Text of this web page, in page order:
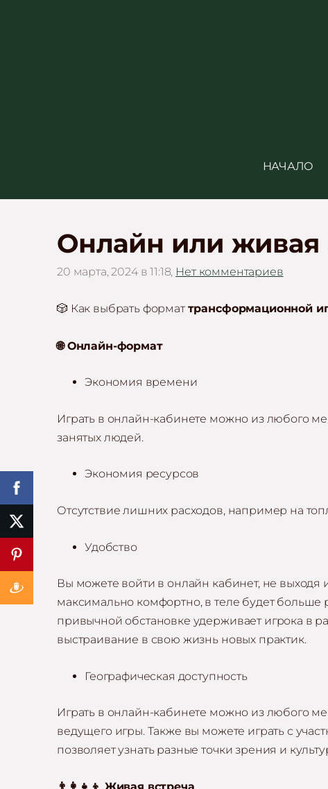
НАЧАЛО
Онлайн или живая
20 марта, 2024 в 11:18, Нет комментариев
🎲 Как выбрать форматтрансформационной
🌐Онлайн-формат
Экономия времени
Играть в онлайн-кабинете можно из любого
занятых людей.
Экономия ресурсов
Отсутствие лишних расходов, например на
Удобство
Вы можете войти в онлайн кабинет, не выходя
максимально комфортно, в теле будет больше
привычной обстановке удерживает игрока в
выстраивание в свою жизнь новых практик.
Географическая доступность
Играть в онлайн-кабинете можно из любого
ведущего игры. Также вы можете играть с
позволяет узнать разные точки зрения и